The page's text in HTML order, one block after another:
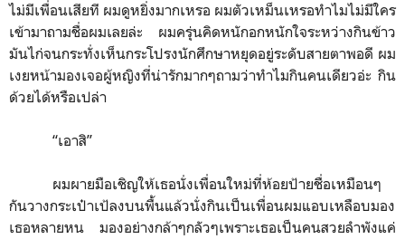
ไม่มีเพื่อนเสียที ผมดูหยิ่งมากเหรอ ผมตัวเหม็นเหรอทำไมไม่มีใคร
เข้ามาถามชื่อผมเลยล่ะ ผมครุ่นคิดหนักอกหนักใจระหว่างกินข้าว
มันไก่จนกระทั่งเห็นกระโปรงนักศึกษาหยุดอยู่ระดับสายตาพอดี ผม
เงยหน้ามองเจอผู้หญิงที่น่ารักมากๆถามว่าทำไมกินคนเดียวอ่ะ กิน
ด้วยได้หรือเปล่า
“เอาสิ”
ผมผายมือเชิญให้เธอนั่งเพื่อนใหม่ที่ห้อยป้ายชื่อเหมือนๆ
กันวางกระเป๋าเป้ลงบนพื้นแล้วนั่งกินเป็นเพื่อนผมแอบเหลือบมอง
เธอหลายหน มองอย่างกล้าๆกลัวๆเพราะเธอเป็นคนสวยลำพังแค่